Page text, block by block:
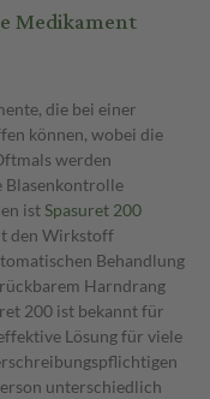
Medikament
die bei einer
können, wobei die
werden
Blasenkontrolle
istSpasuret 200
den Wirkstoff
Behandlung
Harndrang
200 ist bekannt für
Lösung für viele
unterschiedlich